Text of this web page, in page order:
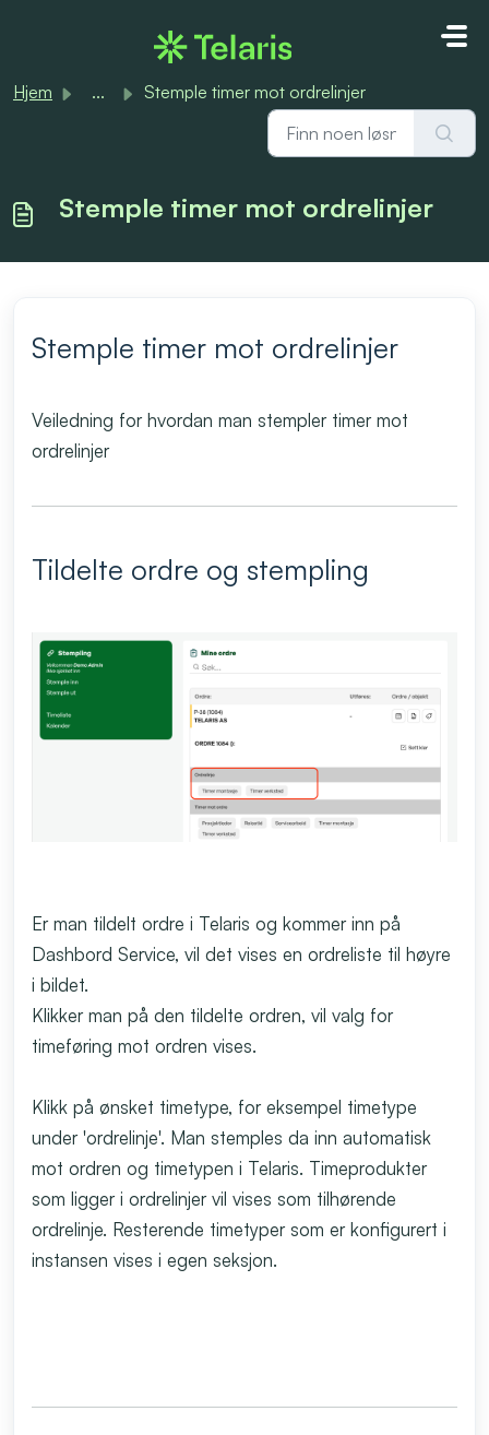
Hjem ... Stemple timer mot ordrelinjer
Stemple timer mot ordrelinjer
Stemple timer mot ordrelinjer
Veiledning for hvordan man stempler timer mot
ordrelinjer
Tildelte ordre og stempling
Er man tildelt ordre i Telaris og kommer inn på
Dashbord Service, vil det vises en ordreliste til høyre
i bildet.
Klikker man på den tildelte ordren, vil valg for
timeføring mot ordren vises.
Klikk på ønsket timetype, for eksempel timetype
under 'ordrelinje'. Man stemples da inn automatisk
mot ordren og timetypen i Telaris. Timeprodukter
som ligger i ordrelinjer vil vises som tilhørende
ordrelinje. Resterende timetyper som er konfigurert i
instansen vises i egen seksjon.